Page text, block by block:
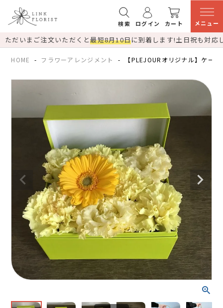
検索 ログイン カート メニュー
ただいまご注文いただくと最短8月10日に到着します!土日祝も対応
HOME フラワーアレンジメント 【PLEJOURオリジナル】ケー